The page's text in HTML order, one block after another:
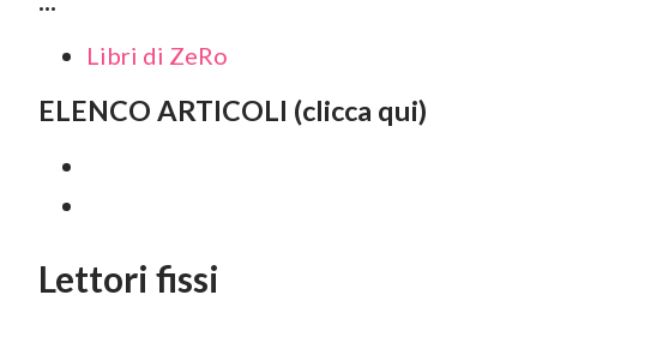
Libri di ZeRo
ELENCO ARTICOLI (clicca qui)
Lettori fissi